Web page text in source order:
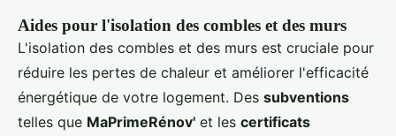
Aides pour l'isolation des combles et des murs
L'isolation des combles et des murs est cruciale pour
réduire les pertes de chaleur et améliorer l'efficacité
énergétique de votre logement. Des subventions
telles que MaPrimeRénov' et les certificats